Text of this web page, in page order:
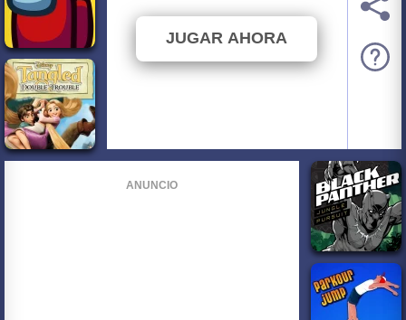
JUGAR AHORA
ANUNCIO